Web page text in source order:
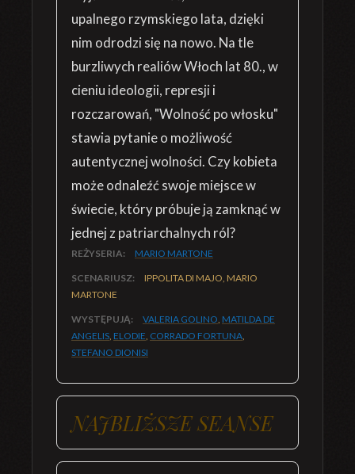
upalnego rzymskiego lata, dzięki
nim odrodzi się na nowo. Na tle
burzliwych realiów Włoch lat 80., w
cieniu ideologii, represji i
rozczarowań, "Wolność po włosku"
stawia pytanie o możliwość
autentycznej wolności. Czy kobieta
może odnaleźć swoje miejsce w
świecie, który próbuje ją zamknąć w
jednej z patriarchalnych ról?
REŻYSERIA: MARIO MARTONE
SCENARIUSZ:
IPPOLITA DI MAJO, MARIO
MARTONE
WYSTĘPUJĄ: VALERIA GOLINO, MATILDA DE
ANGELIS, ELODIE, CORRADO FORTUNA,
STEFANO DIONISI
NAJBLIŻSZE SEANSE